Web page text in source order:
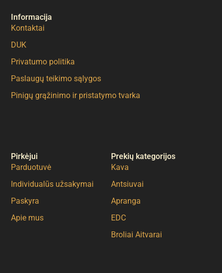
Pirkėjui
Parduotuvė
Individualūs užsakymai
Paskyra
Apie mus
Prekių kategorijos
Kava
Antsiuvai
Apranga
EDC
Broliai Aitvarai
Informacija
Kontaktai
DUK
Privatumo politika
Paslaugų teikimo sąlygos
Pinigų grąžinimo ir pristatymo tvarka